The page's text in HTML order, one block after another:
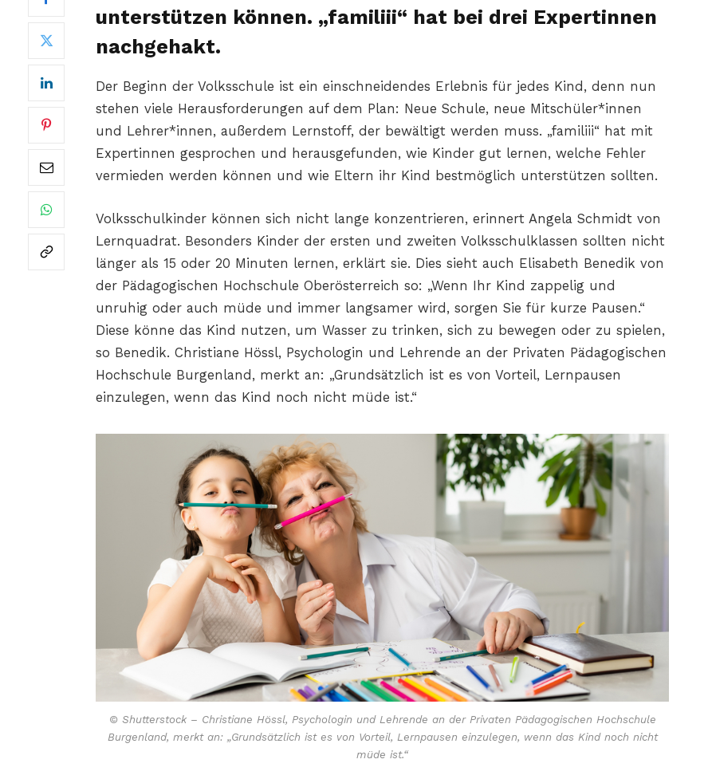
unterstützen können. „familiii“ hat bei drei Expertinnen
nachgehakt.
Der Beginn der Volksschule ist ein einschneidendes Erlebnis für jedes Kind, denn nun
stehen viele Herausforderungen auf dem Plan: Neue Schule, neue Mitschüler*innen
und Lehrer*innen, außerdem Lernstoff, der bewältigt werden muss. „familiii“ hat mit
Expertinnen gesprochen und herausgefunden, wie Kinder gut lernen, welche Fehler
vermieden werden können und wie Eltern ihr Kind bestmöglich unterstützen sollten.
Volksschulkinder können sich nicht lange konzentrieren, erinnert Angela Schmidt von
Lernquadrat. Besonders Kinder der ersten und zweiten Volksschulklassen sollten nicht
länger als 15 oder 20 Minuten lernen, erklärt sie. Dies sieht auch Elisabeth Benedik von
der Pädagogischen Hochschule Oberösterreich so: „Wenn Ihr Kind zappelig und
unruhig oder auch müde und immer langsamer wird, sorgen Sie für kurze Pausen.“
Diese könne das Kind nutzen, um Wasser zu trinken, sich zu bewegen oder zu spielen,
so Benedik. Christiane Hössl, Psychologin und Lehrende an der Privaten Pädagogischen
Hochschule Burgenland, merkt an: „Grundsätzlich ist es von Vorteil, Lernpausen
einzulegen, wenn das Kind noch nicht müde ist.“
© Shutterstock – Christiane Hössl, Psychologin und Lehrende an der Privaten Pädagogischen Hochschule
Burgenland, merkt an: „Grundsätzlich ist es von Vorteil, Lernpausen einzulegen, wenn das Kind noch nicht
müde ist.“